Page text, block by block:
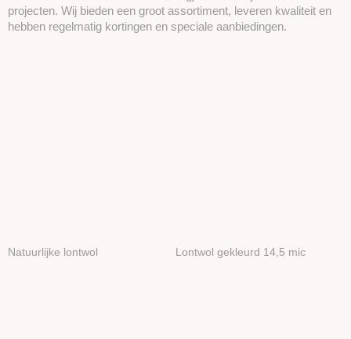
projecten. Wij bieden een groot assortiment, leveren kwaliteit en
hebben regelmatig kortingen en speciale aanbiedingen.
Natuurlijke lontwol Lontwol gekleurd 14,5 mic